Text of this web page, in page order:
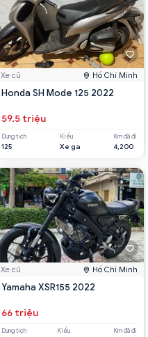
Xe cũ Hồ Chí Minh
Honda SH Mode 125 2022
59.5 triệu
Dung tích
125
Kiểu
Xe ga
Km đã đi
4,200
Xe cũ Hồ Chí Minh
Yamaha XSR155 2022
66 triệu
Dung tích Kiểu Km đã đi